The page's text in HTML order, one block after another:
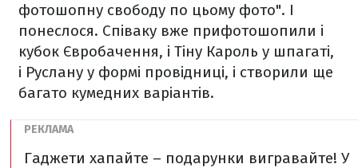
фотошопну свободу по цьому фото". І
понеслося. Співаку вже прифотошопили і
кубок Євробачення, і Тіну Кароль у шпагаті,
і Руслану у формі провідниці, і створили ще
багато кумедних варіантів.
Гаджети хапайте – подарунки вигравайте! У